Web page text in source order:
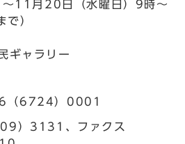
11月20日（水曜日）9時～
）
ギャラリー
（6724）0001
）3131、ファクス